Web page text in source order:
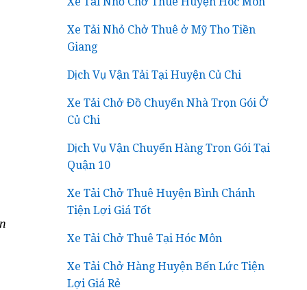
Xe Tải Nhỏ Chở Thuê ở Mỹ Tho Tiền
Giang
Dịch Vụ Vận Tải Tại Huyện Củ Chi
Xe Tải Chở Đồ Chuyển Nhà Trọn Gói Ở
Củ Chi
Dịch Vụ Vận Chuyển Hàng Trọn Gói Tại
Quận 10
Xe Tải Chở Thuê Huyện Bình Chánh
Tiện Lợi Giá Tốt
Xe Tải Chở Thuê Tại Hóc Môn
Xe Tải Chở Hàng Huyện Bến Lức Tiện
Lợi Giá Rẻ